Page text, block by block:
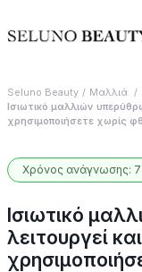
Seluno Beauty Μαλλιά
Ισιωτικό μαλλιών
χρησιμοποιήσετε χωρίς
Χρόνος ανάγνωσης: 7
Ισιωτικό
λειτουργεί